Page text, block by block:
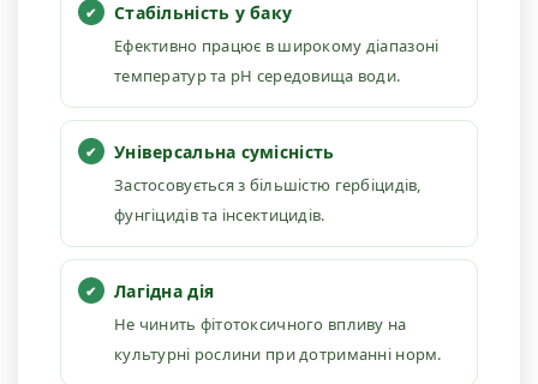
Стабільність у баку
Ефективно працює в широкому діапазоні
температур та рН середовища води.
Універсальна сумісність
Застосовується з більшістю гербіцидів,
фунгіцидів та інсектицидів.
Лагідна дія
Не чинить фітотоксичного впливу на
культурні рослини при дотриманні норм.